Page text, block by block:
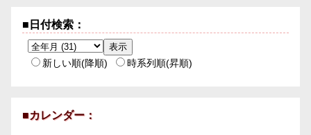
■日付検索：
新しい順(降順) 時系列順(昇順)
■カレンダー：